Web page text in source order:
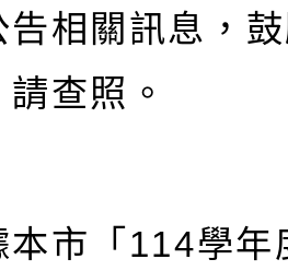
告相關訊息，
查照。
市「 114學年